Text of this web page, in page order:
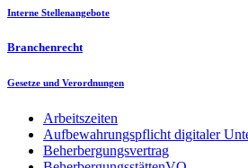
Interne Stellenangebote
Branchenrecht
Gesetze und Verordnungen
Arbeitszeiten
Aufbewahrungspflicht digitaler
Beherbergungsvertrag